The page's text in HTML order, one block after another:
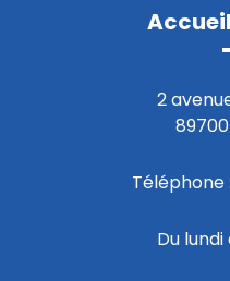
2
Téléphone :
Du